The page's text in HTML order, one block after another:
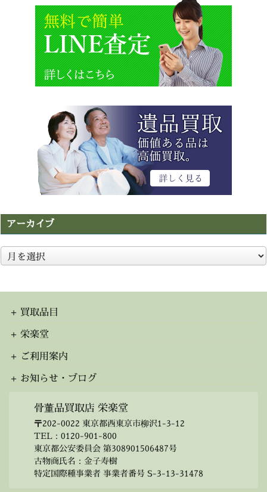
アーカイブ
ア
ー
イ
買取品目
栄楽堂
ご利用案内
お知らせ・ブログ
骨董品買取店 栄楽堂
〒202-0022 東京都西東京市柳沢1-3-12
TEL： 0120-901-800
東京都公安委員会 第308901506487号
古物商氏名：金子寿樹
特定国際種事業者 事業者番号 S-3-13-31478